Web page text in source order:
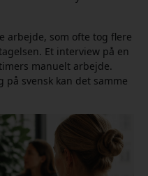
arbejde, som ofte tog flere
Et interview på en
manuelt arbejde.
svensk kan det samme